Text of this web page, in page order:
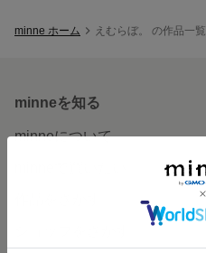
minne ホーム えむらぼ。 の作品一覧
minneを知る
minneについて